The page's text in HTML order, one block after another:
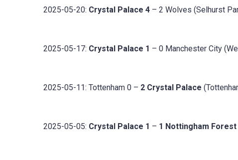
2025-05-20: Crystal Palace 4 – 2 Wolves (Selhurst
2025-05-17: Crystal Palace 1 – 0 Manchester City
2025-05-11: Tottenham 0 – 2 Crystal Palace
2025-05-05: Crystal Palace 1 – 1 Nottingham Forest